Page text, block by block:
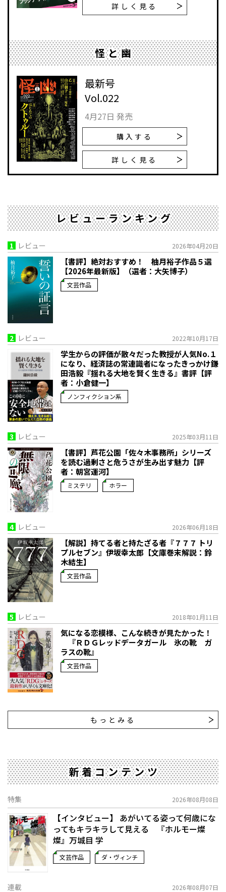
詳しく見る
怪と幽
最新号
Vol.022
4月27日 発売
購入する
詳しく見る
レビューランキング
1 レビュー 2026年04月20日
【書評】絶対おすすめ！ 柚月裕子作品５選
【2026年最新版】（選者：大矢博子）
文芸作品
2 レビュー 2022年10月17日
学生からの評価が散々だった教授が人気No.１
になり、経済誌の常連識者になったきっかけ――鎌
田浩毅『揺れる大地を賢く生きる』書評【評
者：小倉健一】
ノンフィクション系
3 レビュー 2025年03月11日
【書評】芦花公園「佐々木事務所」シリーズ
を読む――過剰さと危うさが生み出す魅力【評
者：朝宮運河】
ミステリ ホラー
4 レビュー 2026年06月18日
【解説】持てる者と持たざる者――『７７７ トリ
プルセブン』伊坂幸太郎【文庫巻末解説：鈴
木結生】
文芸作品
5 レビュー 2018年01月11日
気になる恋模様、こんな続きが見たかった！
『ＲＤＧレッドデータガール 氷の靴 ガ
ラスの靴』
文芸作品
もっとみる
新着コンテンツ
特集 2026年08月08日
【インタビュー】 あがいてる姿って何歳にな
ってもキラキラして見える 『ホルモー燦
燦』万城目 学
文芸作品 ダ・ヴィンチ
連載 2026年08月07日